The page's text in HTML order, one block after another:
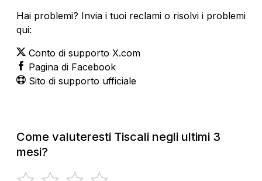
Hai problemi? Invia i tuoi reclami o risolvi i problemi
qui:
Conto di supporto X.com
Pagina di Facebook
Sito di supporto ufficiale
Come valuteresti Tiscali negli ultimi 3
mesi?